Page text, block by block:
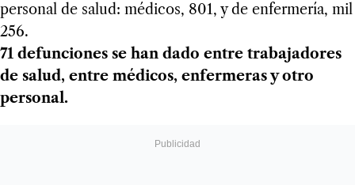
personal de salud: médicos, 801, y de enfermería, mil
256.
71 defunciones se han dado entre trabajadores
de salud, entre médicos, enfermeras y otro
personal.